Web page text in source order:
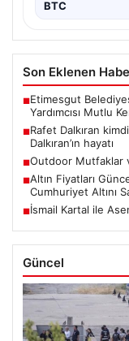
BTC
Son Eklenen
■Etimesgut
Yardımcısı Mutlu
■Rafet Dalkıran
Dalkıran’ın hayatı
■Outdoor Mutfaklar
■Altın Fiyatları
Cumhuriyet Altını
■İsmail Kartal ile
Güncel